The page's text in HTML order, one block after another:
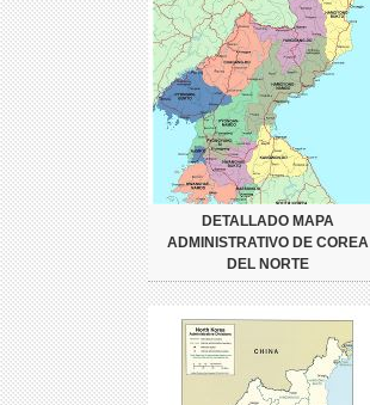
DETALLADO MAPA
ADMINISTRATIVO DE COREA
DEL NORTE